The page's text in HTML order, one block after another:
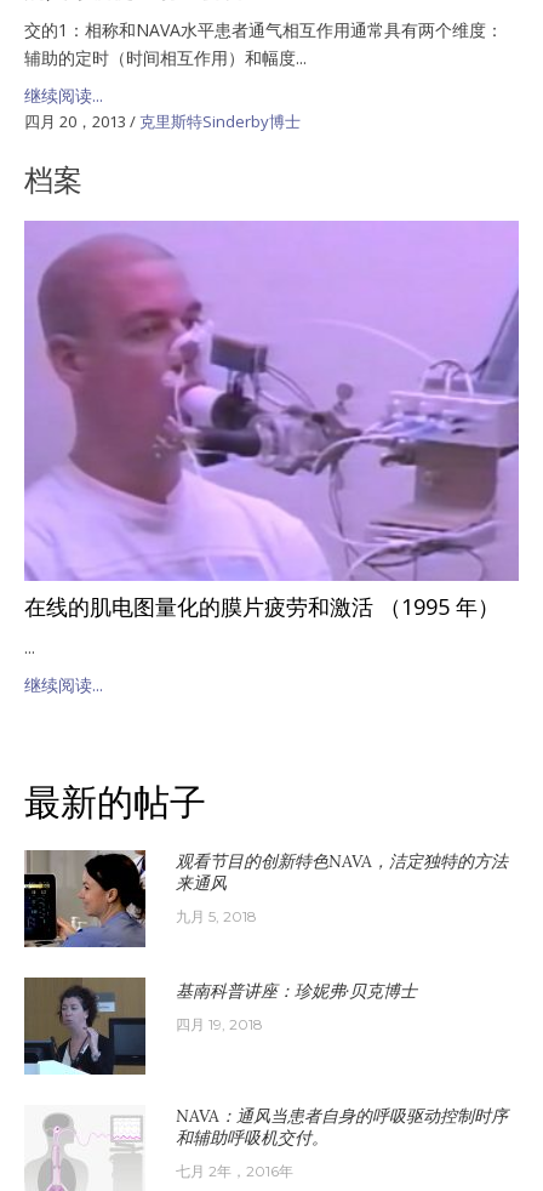
交的1：相称和NAVA水平患者通气相互作用通常具有两个维度：
辅助的定时（时间相互作用）和幅度...
继续阅读...
四月 20，2013 / 克里斯特Sinderby博士
档案
在线的肌电图量化的膜片疲劳和激活 （1995 年）
...
继续阅读...
最新的帖子
观看节目的创新特色NAVA，洁定独特的方法
来通风
九月 5, 2018
基南科普讲座：珍妮弗·贝克博士
四月 19, 2018
NAVA：通风当患者自身的呼吸驱动控制时序
和辅助呼吸机交付。
七月 2年，2016年